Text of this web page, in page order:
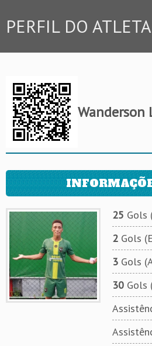
PERFIL DO ATLETA
Wanderson
25 Gols
2Gols
3Gols
30Gols